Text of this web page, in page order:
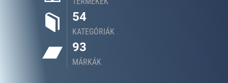
54
KATEGÓRIÁK
93
MÁRKÁK